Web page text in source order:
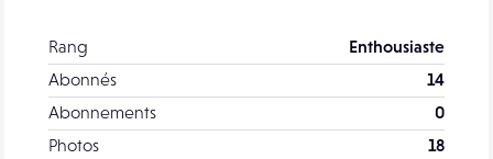
Rang
Enthousiaste
Abonnés
14
Abonnements
0
Photos
18